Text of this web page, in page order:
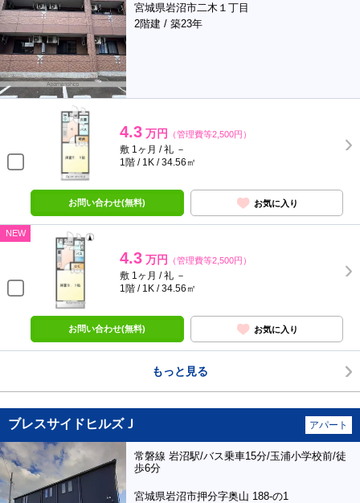
宮城県岩沼市二木１丁目
2階建 / 築23年
4.3 万円 （管理費等2,500円）
敷 1ヶ月 / 礼 －
1階 / 1K / 34.56㎡
お問い合わせ(無料) お気に入り
NEW
4.3 万円 （管理費等2,500円）
敷 1ヶ月 / 礼 －
1階 / 1K / 34.56㎡
お問い合わせ(無料) お気に入り
もっと見る
ブレスサイドヒルズＪ アパート
常磐線 岩沼駅/バス乗車15分/玉浦小学校前/徒
歩6分
宮城県岩沼市押分字奥山 188-の1